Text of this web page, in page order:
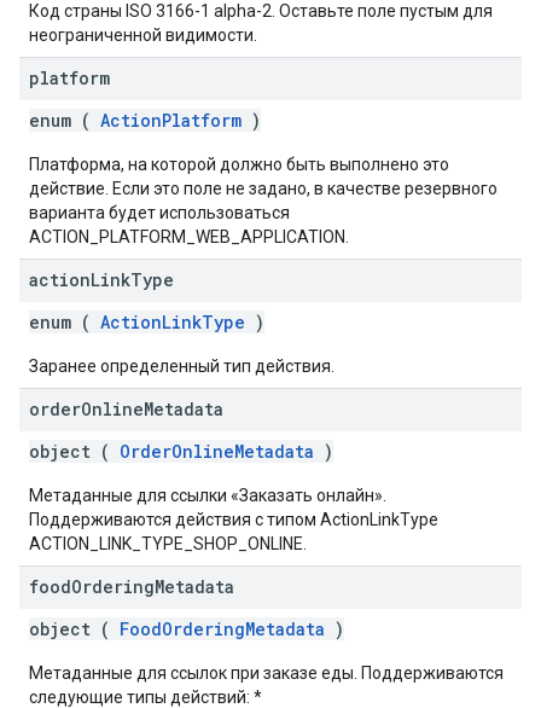
Код страны ISO 3166-1 alpha-2. Оставьте поле пустым для
неограниченной видимости.
platform
enum ( ActionPlatform )
Платформа, на которой должно быть выполнено это
действие. Если это поле не задано, в качестве резервного
варианта будет использоваться
ACTION_PLATFORM_WEB_APPLICATION.
actionLinkType
enum ( ActionLinkType )
Заранее определенный тип действия.
orderOnlineMetadata
object ( OrderOnlineMetadata )
Метаданные для ссылки «Заказать онлайн».
Поддерживаются действия с типом ActionLinkType
ACTION_LINK_TYPE_SHOP_ONLINE.
foodOrderingMetadata
object ( FoodOrderingMetadata )
Метаданные для ссылок при заказе еды. Поддерживаются
следующие типы действий: *